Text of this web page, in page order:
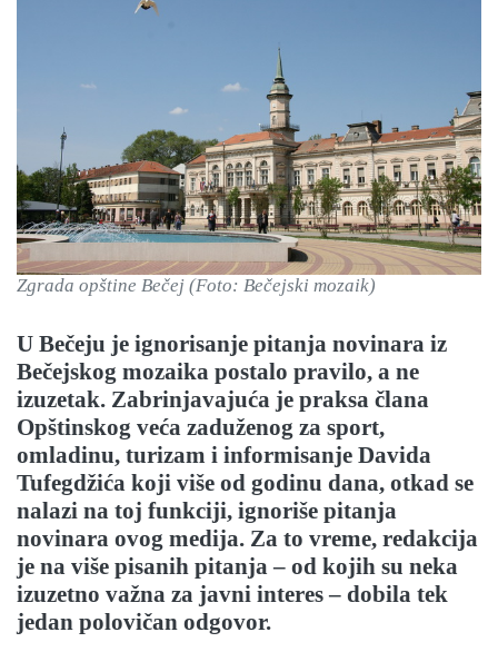
Zgrada opštine Bečej (Foto: Bečejski mozaik)
U Bečeju je ignorisanje pitanja novinara iz
Bečejskog mozaika postalo pravilo, a ne
izuzetak. Zabrinjavajuća je praksa člana
Opštinskog veća zaduženog za sport,
omladinu, turizam i informisanje Davida
Tufegdžića koji više od godinu dana, otkad se
nalazi na toj funkciji, ignoriše pitanja
novinara ovog medija. Za to vreme, redakcija
je na više pisanih pitanja – od kojih su neka
izuzetno važna za javni interes – dobila tek
jedan polovičan odgovor.